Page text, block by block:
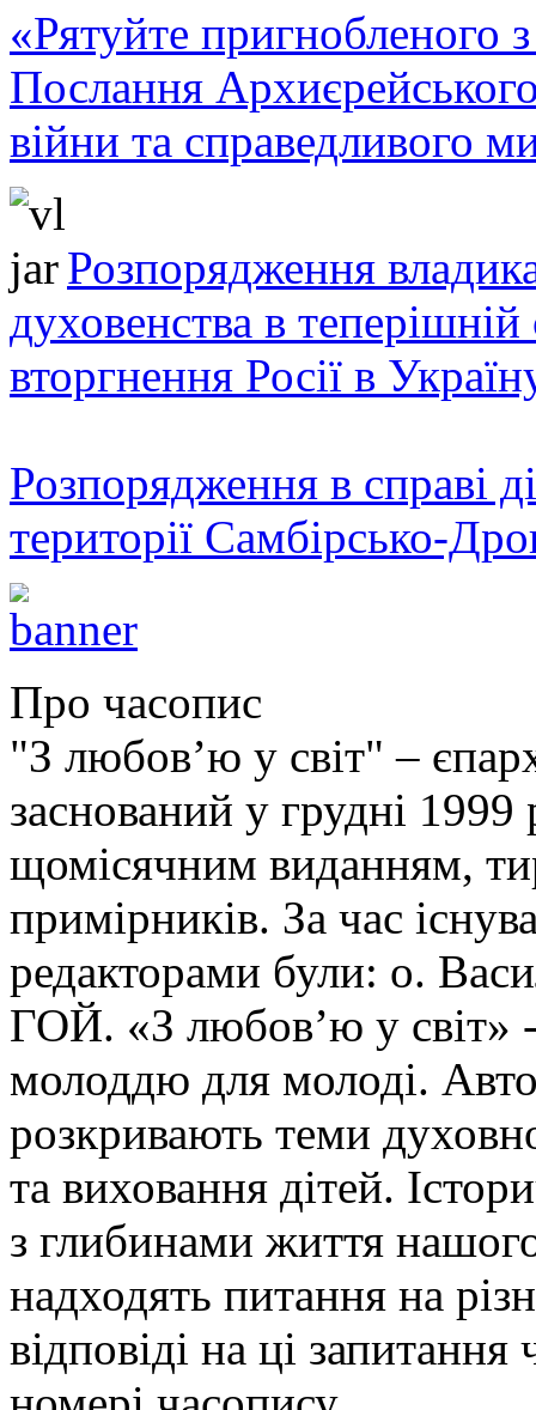
«Рятуйте пригнобленого
Послання
війни та справедливого
Розпорядження
духовенства в теперішній
вторгнення Росії в
Розпорядження в справі
території Самбірсько-
Про часопис
"З любов’ю у світ" –
заснований у грудні
щомісячним виданням,
примірників. За час
редакторами були: о.
ГОЙ. «З любов’ю у світ»
молоддю для молоді.
розкривають теми
та виховання дітей.
з глибинами життя
надходять питання на
відповіді на ці